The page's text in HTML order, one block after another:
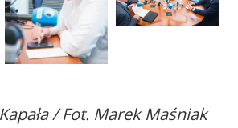
/ Fot. Marek Maśniak